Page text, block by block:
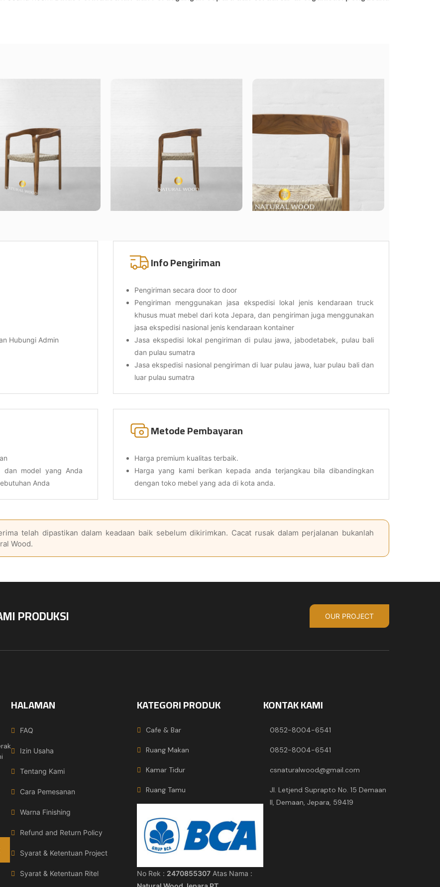
Hubungi Admin
Info Pengiriman
Pengiriman secara door to door
Pengiriman menggunakan jasa ekspedisi lokal jenis kendaraan truck
khusus muat mebel dari kota Jepara, dan pengiriman juga menggunakan
jasa ekspedisi nasional jenis kendaraan kontainer
Jasa ekspedisi lokal pengiriman di pulau jawa, jabodetabek, pulau bali
dan pulau sumatra
Jasa ekspedisi nasional pengiriman di luar pulau jawa, luar pulau bali dan
luar pulau sumatra
dan model yang Anda
Anda
Metode Pembayaran
Harga premium kualitas terbaik.
Harga yang kami berikan kepada anda terjangkau bila dibandingkan
dengan toko mebel yang ada di kota anda.
telah dipastikan dalam keadaan baik sebelum dikirimkan. Cacat rusak dalam perjalanan bukanlah
Wood.
PRODUKSI OUR PROJECT
HALAMAN
FAQ
Izin Usaha
Tentang Kami
Cara Pemesanan
Warna Finishing
Refund and Return Policy
Syarat & Ketentuan Project
Syarat & Ketentuan Ritel
KATEGORI PRODUK
Cafe & Bar
Ruang Makan
Kamar Tidur
Ruang Tamu
No Rek : 2470855307 Atas Nama :
KONTAK KAMI
0852-8004-6541
0852-8004-6541
csnaturalwood@gmail.com
Jl. Letjend Suprapto No. 15 Demaan
II, Demaan, Jepara, 59419